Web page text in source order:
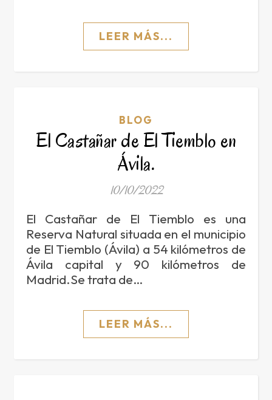
LEER MÁS...
BLOG
El Castañar de El Tiemblo en
Ávila.
10/10/2022
El Castañar de El Tiemblo es una
Reserva Natural situada en el municipio
de El Tiemblo (Ávila) a 54 kilómetros de
Ávila capital y 90 kilómetros de
Madrid.Se trata de…
LEER MÁS...